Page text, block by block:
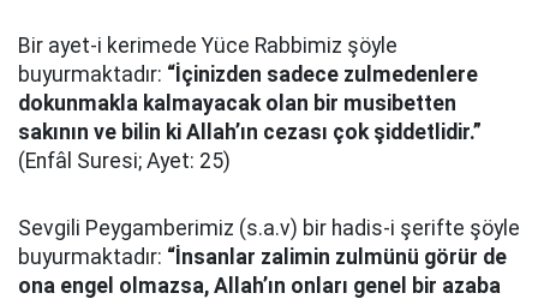
Bir ayet-i kerimede Yüce Rabbimiz şöyle
buyurmaktadır: “İçinizden sadece zulmedenlere
dokunmakla kalmayacak olan bir musibetten
sakının ve bilin ki Allah’ın cezası çok şiddetlidir.”
(Enfâl Suresi; Ayet: 25)
Sevgili Peygamberimiz (s.a.v) bir hadis-i şerifte şöyle
buyurmaktadır: “İnsanlar zalimin zulmünü görür de
ona engel olmazsa, Allah’ın onları genel bir azaba